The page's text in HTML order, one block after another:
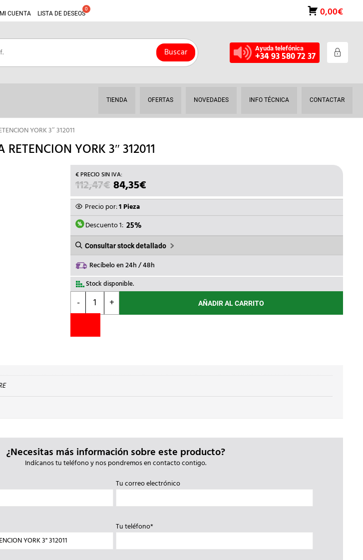
MI CUENTA LISTA DE DESEOS 0,00€
Buscar Ayuda telefónica
+34 93 580 72 37
TIENDA OFERTAS NOVEDADES INFO TÉCNICA CONTACTAR
YORK 3″ 312011
YORK 3″ 312011
112,47€ EL
PRECIO
ORIGINAL
ERA:
112,47€.
84,35€EL
PRECIO
ES:
Precio por:1 Pieza
Descuento 1: 25%
Consultar stock detallado
Recíbelo en 24h / 48h
Stock disponible.
-
GENEBRE
VALVULA
YORK
+ AÑADIR AL CARRITO
¿Necesitas más información sobre este producto?
Indícanos tu teléfono y nos pondremos en contacto contigo.
Tu correo electrónico
Tu teléfono*